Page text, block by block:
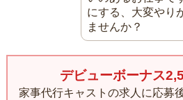
にする、大変やり
ませんか？
デビューボーナス
家事代行キャストの求人に応募